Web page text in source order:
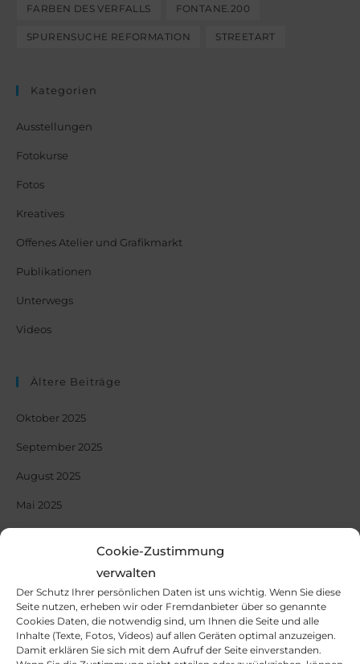
Cookie-Zustimmung
verwalten
Der Schutz Ihrer persönlichen Daten ist uns wichtig. Wenn Sie diese
Seite nutzen, erheben wir oder Fremdanbieter über so genannte
Cookies Daten, die notwendig sind, um Ihnen die Seite und alle
Inhalte (Texte, Fotos, Videos) auf allen Geräten optimal anzuzeigen.
Damit erklären Sie sich mit dem Aufruf der Seite einverstanden.
FARBEN DES VERFALLS FONTANE.200
SPURENSUCHE REFORMATION STREETART
Kategorien
Ausstellungen
Fotokurse
Fotos
Kreatives
Offenes Atelier und Grafikmarkt
Publikationen
Unterwegs
Videos
Ältere Beiträge
Oktober 2025
September 2025
August 2025
Mai 2025
März 2024
Dezember 2023
Oktober 2023